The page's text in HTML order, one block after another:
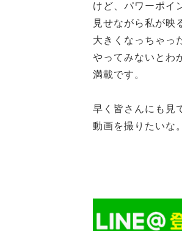
けど、パワーポイ
見せながら私が映
大きくなっちゃっ
やってみないとわ
満載です。
早く皆さんにも見
動画を撮りたいな